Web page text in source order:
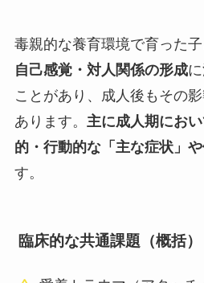
毒親的な養育環境で育った
自己感覚・対人関係の形成
ことがあり、成人後もその
あります。 主に成人期にお
的・行動的な「主な症状」
す。
臨床的な共通課題（概括）